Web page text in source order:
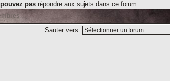
pasrépondre aux sujets dans ce forum
Sauter vers: